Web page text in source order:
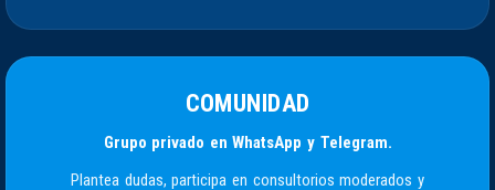
COMUNIDAD
Grupo privado en WhatsApp y Telegram.
Plantea dudas, participa en consultorios moderados y